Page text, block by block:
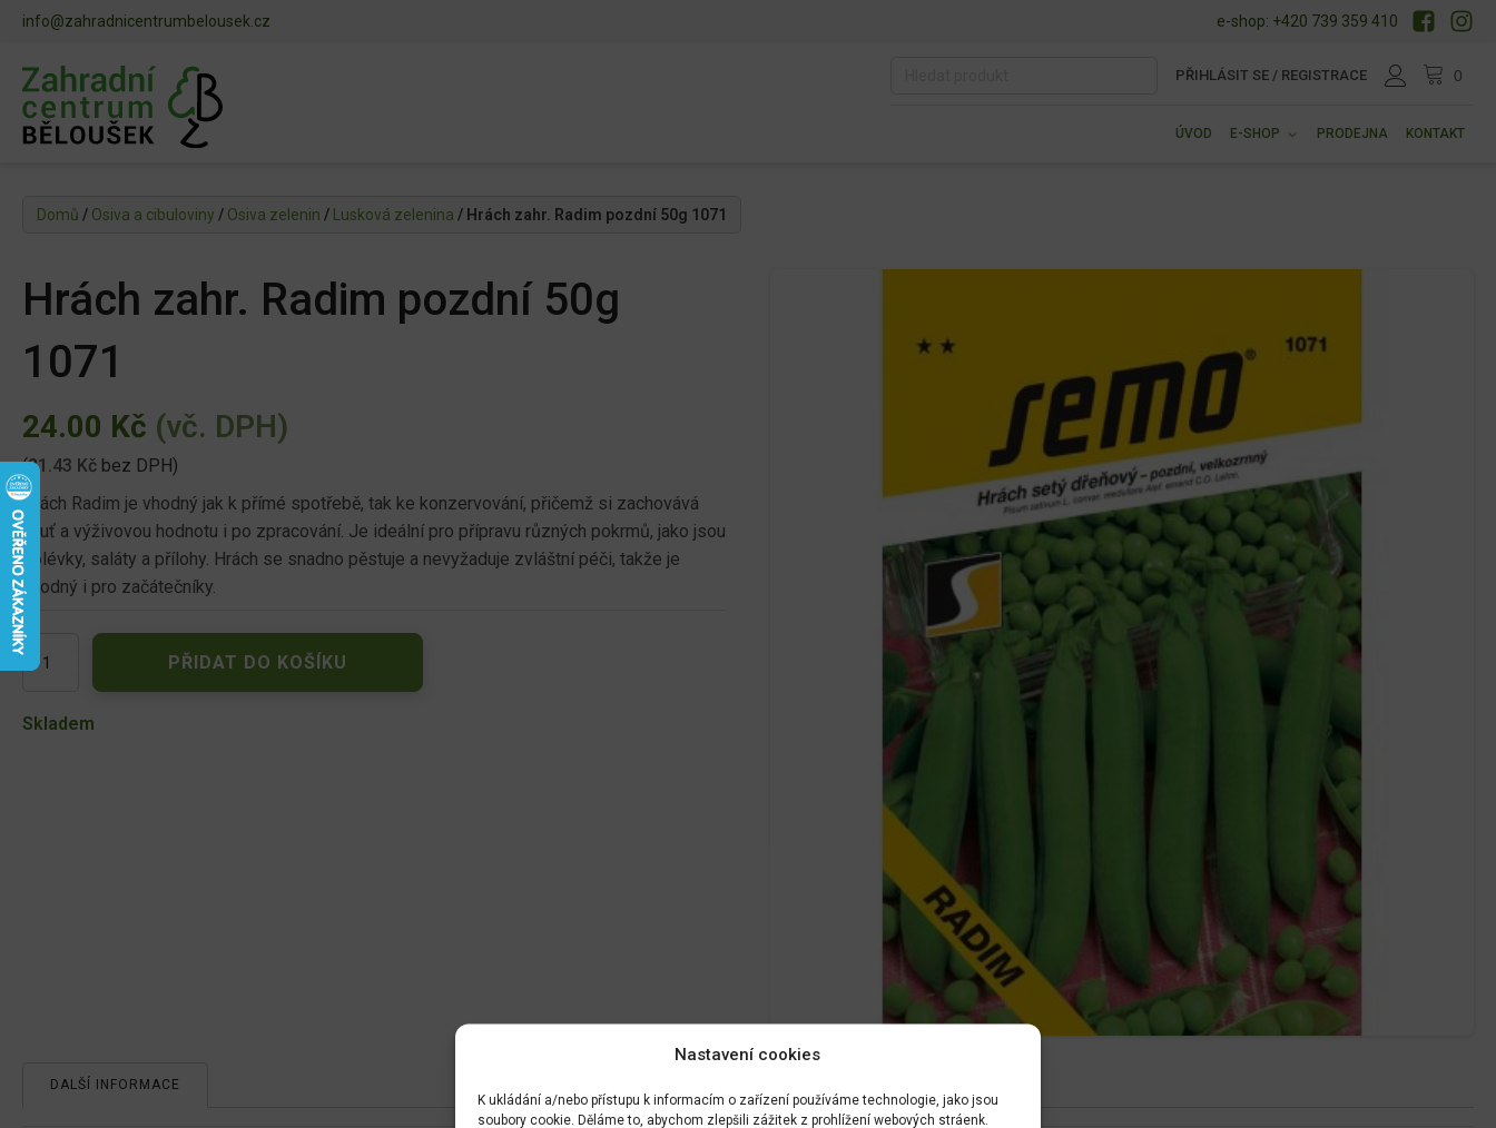
Nastavení cookies
K ukládání a/nebo přístupu k informacím o zařízení používáme technologie, jako jsou
soubory cookie. Děláme to, abychom zlepšili zážitek z prohlížení webových stráenk.
info@zahradnicentrumbelousek.cz e-shop: +420 739 359 410
PŘIHLÁSIT SE / REGISTRACE
ÚVOD E-SHOP PRODEJNA KONTAKT
Domů / Osiva a cibuloviny / Osiva zelenin / Lusková zelenina / Hrách zahr. Radim pozdní 50g 1071
Hrách zahr. Radim pozdní 50g
1071
24.00 Kč (vč. DPH)
(21.43 Kč bez DPH)
Hrách Radim je vhodný jak k přímé spotřebě, tak ke konzervování, přičemž si zachovává
chuť a výživovou hodnotu i po zpracování. Je ideální pro přípravu různých pokrmů, jako jsou
polévky, saláty a přílohy. Hrách se snadno pěstuje a nevyžaduje zvláštní péči, takže je
vhodný i pro začátečníky.
Hrách
zahr.
pozdní
PŘIDAT DO KOŠÍKU
Skladem
DALŠÍ INFORMACE